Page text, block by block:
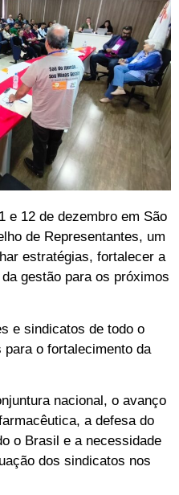
e 12 de dezembro em São
de Representantes, um
estratégias, fortalecer a
gestão para os próximos
e sindicatos de todo o
o fortalecimento da
nacional, o avanço
a defesa do
o Brasil e a necessidade
dos sindicatos nos